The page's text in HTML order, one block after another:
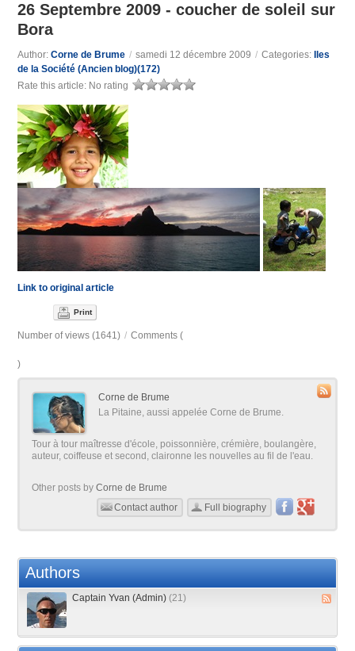
26 Septembre 2009 - coucher de soleil sur
Bora
Author:Corne de Brume / samedi 12 décembre 2009 / Categories:
Iles
de la Société (Ancien blog)(172)
Rate this article: No rating
Link to original article
Print
Number of views (1641) / Comments (
)
Corne de Brume
La Pitaine, aussi appelée Corne de Brume.
Tour à tour maîtresse d'école, poissonnière, crémière, boulangère,
auteur, coiffeuse et second, claironne les nouvelles au fil de l'eau.
Other posts byCorne de Brume
Contact author
Full biography
Authors
Captain Yvan (Admin) (21)